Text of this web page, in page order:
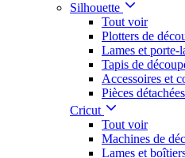
Silhouette
Tout voir
Plotters de
Lames et porte-
Tapis de
Accessoires et
Pièces détachées
Cricut
Tout voir
Machines de
Lames et